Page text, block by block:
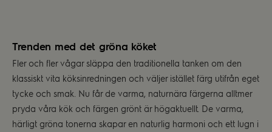
Trenden med det gröna köket
Fler och fler vågar släppa den traditionella tanken om den
klassiskt vita köksinredningen och väljer istället färg utifrån eget
tycke och smak. Nu får de varma, naturnära färgerna alltmer
pryda våra kök och färgen grönt är högaktuellt. De varma,
härligt gröna tonerna skapar en naturlig harmoni och ett lugn i